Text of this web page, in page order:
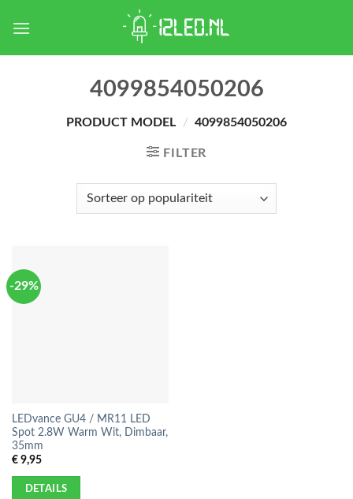
4099854050206
PRODUCT MODEL / 4099854050206
FILTER
-29%
LEDvance GU4 / MR11 LED
Spot 2.8W Warm Wit, Dimbaar,
35mm
€9,95
DETAILS